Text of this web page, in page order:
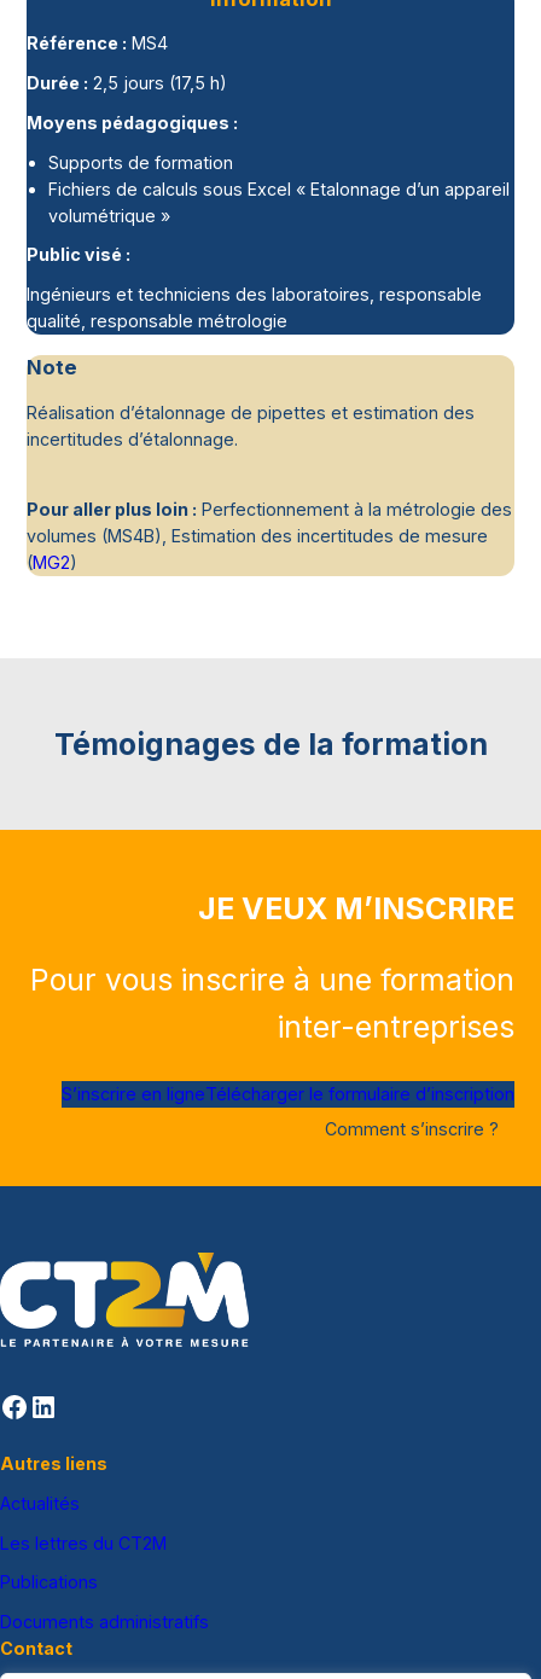
Référence : MS4
Durée : 2,5 jours (17,5 h)
Moyens pédagogiques :
Supports de formation
Fichiers de calculs sous Excel « Etalonnage d’un appareil
volumétrique »
Public visé :
Ingénieurs et techniciens des laboratoires, responsable
qualité, responsable métrologie
Note
Réalisation d’étalonnage de pipettes et estimation des
incertitudes d’étalonnage.
Pour aller plus loin : Perfectionnement à la métrologie des
volumes (MS4B), Estimation des incertitudes de mesure
(MG2)
Témoignages de la formation
JE VEUX M’INSCRIRE
Pour vous inscrire à une formation
inter-entreprises
S’inscrire en ligneTélécharger le formulaire d’inscription
Comment s’inscrire ?
Facebook LinkedIn
Autres liens
Actualités
Les lettres du CT2M
Publications
Documents administratifs
Contact